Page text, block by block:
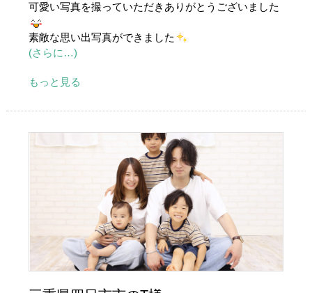
可愛い写真を撮っていただきありがとうございました
素敵な思い出写真ができました
(さらに…)
もっと見る